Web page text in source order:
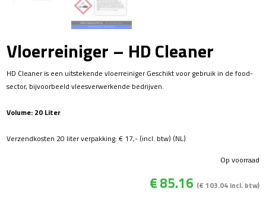
Vloerreiniger – HD Cleaner
HD Cleaner is een uitstekende vloerreiniger Geschikt voor gebruik in de food-
sector, bijvoorbeeld vleesverwerkende bedrijven.
Volume: 20 Liter
Verzendkosten 20 liter verpakking: € 17,- (incl. btw) (NL)
€85.16 (€ 103.04incl. btw)
Op voorraad